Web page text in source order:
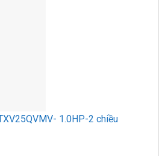
1.0HP-2 chiều